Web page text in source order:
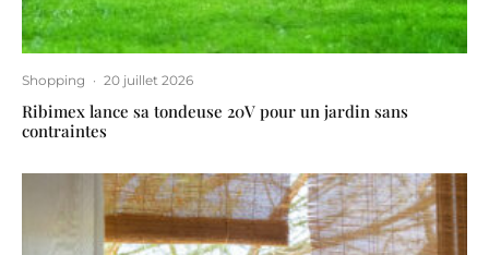
Shopping · 20 juillet 2026
Ribimex lance sa tondeuse 20V pour un jardin sans
contraintes